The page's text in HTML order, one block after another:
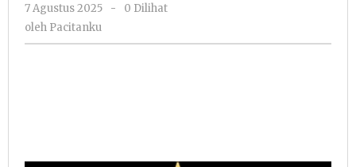
7 Agustus 2025
oleh
-
0 Dilihat
oleh Pacitanku